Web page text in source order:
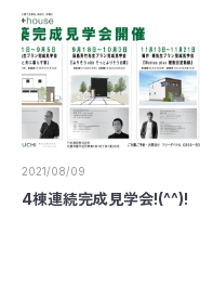
2021/08/09
4棟連続完成見学会!(^^)!